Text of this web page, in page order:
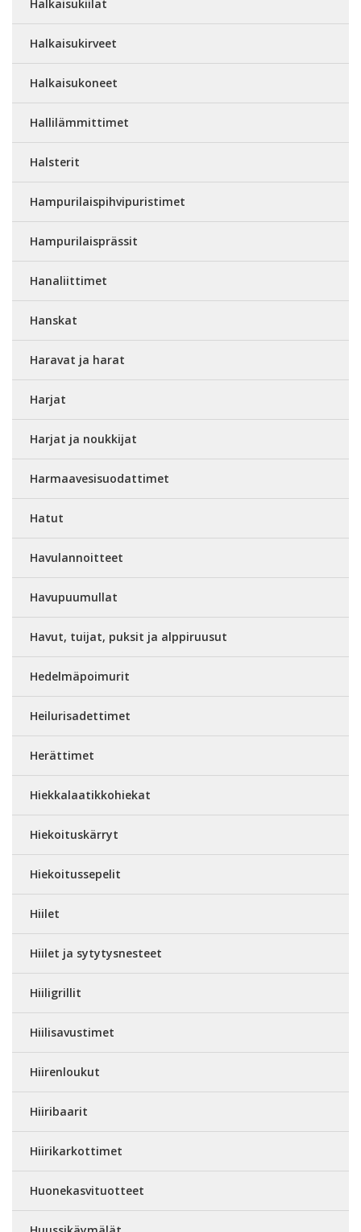
Halkaisukiilat
Halkaisukirveet
Halkaisukoneet
Hallilämmittimet
Halsterit
Hampurilaispihvipuristimet
Hampurilaisprässit
Hanaliittimet
Hanskat
Haravat ja harat
Harjat
Harjat ja noukkijat
Harmaavesisuodattimet
Hatut
Havulannoitteet
Havupuumullat
Havut, tuijat, puksit ja alppiruusut
Hedelmäpoimurit
Heilurisadettimet
Herättimet
Hiekkalaatikkohiekat
Hiekoituskärryt
Hiekoitussepelit
Hiilet
Hiilet ja sytytysnesteet
Hiiligrillit
Hiilisavustimet
Hiirenloukut
Hiiribaarit
Hiirikarkottimet
Huonekasvituotteet